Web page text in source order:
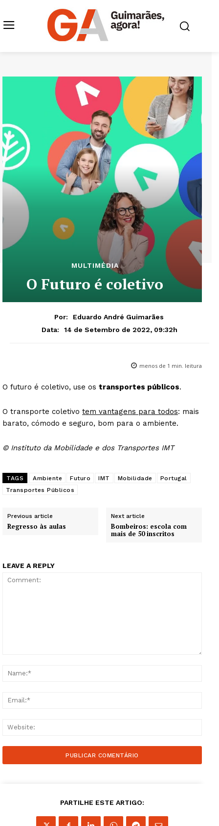
MULTIMÉDIA
O Futuro é coletivo
Por:
Eduardo André Guimarães
Data:
14 de Setembro de 2022, 09:32h
menos de 1 min. leitura
O futuro é coletivo, use os transportes públicos.
O transporte coletivo tem vantagens para todos: mais
barato, cómodo e seguro, bom para o ambiente.
© Instituto da Mobilidade e dos Transportes IMT
TAGS Ambiente Futuro IMT Mobilidade
Portugal
Transportes Públicos
Previous article
Regresso às aulas
Next article
Bombeiros: escola com
mais de 50 inscritos
LEAVE A REPLY
PARTILHE ESTE ARTIGO: